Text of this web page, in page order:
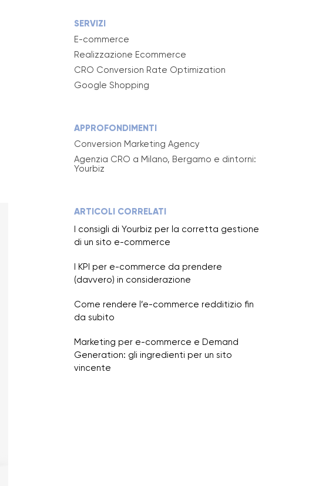
SERVIZI
E-commerce
Realizzazione Ecommerce
CRO Conversion Rate Optimization
Google Shopping
APPROFONDIMENTI
Conversion Marketing Agency
Agenzia CRO a Milano, Bergamo e dintorni:
Yourbiz
ARTICOLI CORRELATI
I consigli di Yourbiz per la corretta gestione
di un sito e-commerce
I KPI per e-commerce da prendere
(davvero) in considerazione
Come rendere l’e-commerce redditizio fin
da subito
Marketing per e-commerce e Demand
Generation: gli ingredienti per un sito
vincente